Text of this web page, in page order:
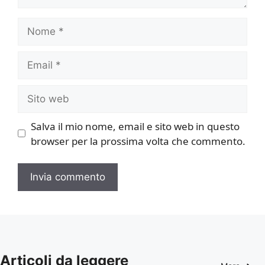
web
Salva il mio nome, email e sito web in questo
browser per la prossima volta che commento.
Articoli da leggere